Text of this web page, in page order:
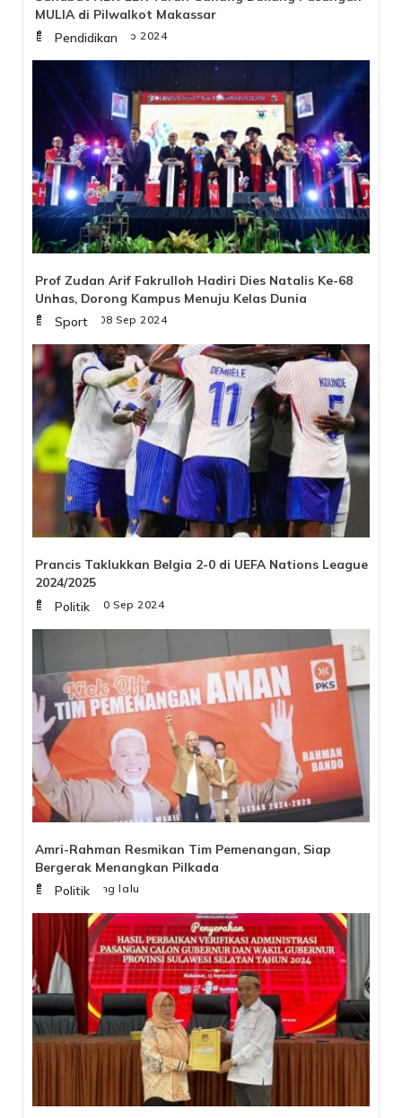
MULIA di Pilwalkot Makassar
Minggu, 08 Sep 2024
Pendidikan
Prof Zudan Arif Fakrulloh Hadiri Dies Natalis Ke-68
Unhas, Dorong Kampus Menuju Kelas Dunia
Minggu, 08 Sep 2024
Sport
Prancis Taklukkan Belgia 2-0 di UEFA Nations League
2024/2025
Selasa, 10 Sep 2024
Politik
Amri-Rahman Resmikan Tim Pemenangan, Siap
Bergerak Menangkan Pilkada
1 year yang lalu
Politik